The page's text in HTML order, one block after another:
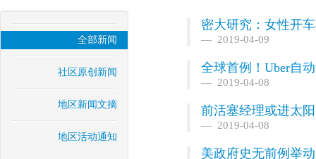
全部新闻
社区原创新闻
地区新闻文摘
地区活动通知
密大研究：女性开
2019-04-09
全球首例！Uber自
2019-04-08
前活塞经理或进太
2019-04-08
美政府史无前例举